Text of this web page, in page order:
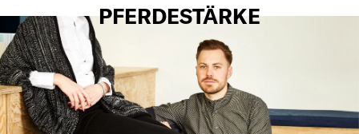
PFERDESTÄRKE